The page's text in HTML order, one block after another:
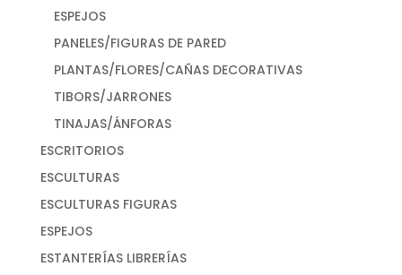
ESPEJOS
PANELES/FIGURAS DE PARED
PLANTAS/FLORES/CAÑAS DECORATIVAS
TIBORS/JARRONES
TINAJAS/ÁNFORAS
ESCRITORIOS
ESCULTURAS
ESCULTURAS FIGURAS
ESPEJOS
ESTANTERÍAS LIBRERÍAS